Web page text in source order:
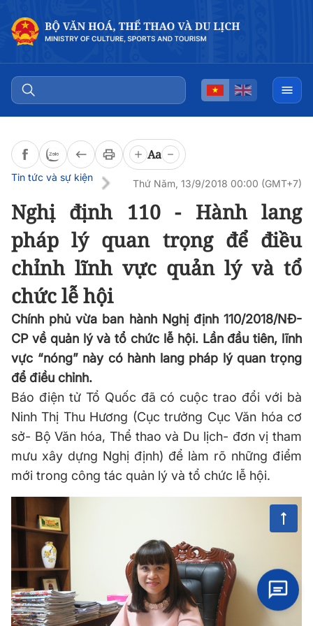
Aa
Tin tức và sự kiện
Thứ Năm, 13/9/2018 00:00 (GMT+7)
Nghị định 110 - Hành lang
pháp lý quan trọng để điều
chỉnh lĩnh vực quản lý và tổ
chức lễ hội
Chính phủ vừa ban hành Nghị định 110/2018/NĐ-
CP về quản lý và tổ chức lễ hội. Lần đầu tiên, lĩnh
vực “nóng” này có hành lang pháp lý quan trọng
để điều chỉnh.
Báo điện tử Tổ Quốc đã có cuộc trao đổi với bà
Ninh Thị Thu Hương (Cục trưởng Cục Văn hóa cơ
sở- Bộ Văn hóa, Thể thao và Du lịch- đơn vị tham
mưu xây dựng Nghị định) để làm rõ những điểm
mới trong công tác quản lý và tổ chức lễ hội.
Đọc bài